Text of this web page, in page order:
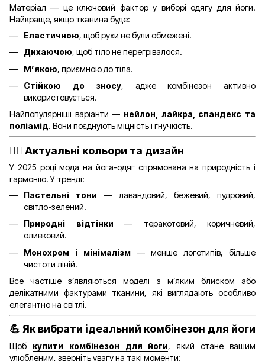
Матеріал — це ключовий фактор у виборі одягу для йоги.
Найкраще, якщо тканина буде:
Еластичною, щоб рухи не були обмежені.
Дихаючою, щоб тіло не перегрівалося.
М’якою, приємною до тіла.
Стійкою до зносу, адже комбінезон активно
використовується.
Найпопулярніші варіанти — нейлон, лайкра, спандекс та
поліамід. Вони поєднують міцність і гнучкість.
🧘‍♀️ Актуальні кольори та дизайн
У 2025 році мода на йога-одяг спрямована на природність і
гармонію. У тренді:
Пастельні тони — лавандовий, бежевий, пудровий,
світло-зелений.
Природні відтінки — теракотовий, коричневий,
оливковий.
Монохром і мінімалізм — менше логотипів, більше
чистоти ліній.
Все частіше з’являються моделі з м’яким блиском або
делікатними фактурами тканини, які виглядають особливо
елегантно на світлі.
💪 Як вибрати ідеальний комбінезон для йоги
Щоб купити комбінезон для йоги, який стане вашим
улюбленим, зверніть увагу на такі моменти: